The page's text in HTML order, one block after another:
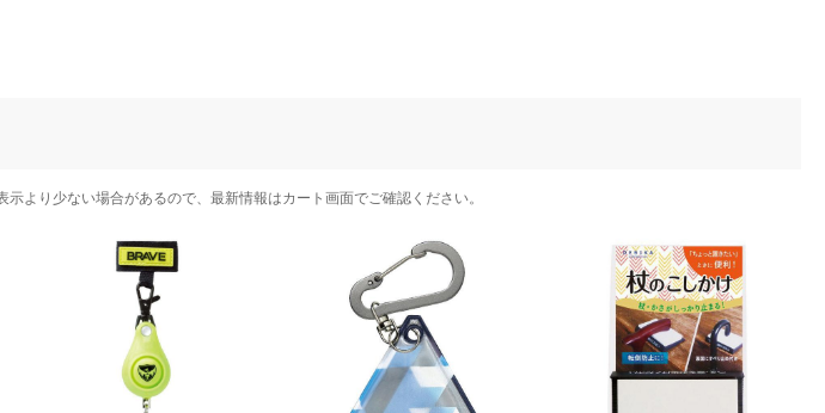
より少ない場合があるので、最新情報はカート画面でご確認ください。